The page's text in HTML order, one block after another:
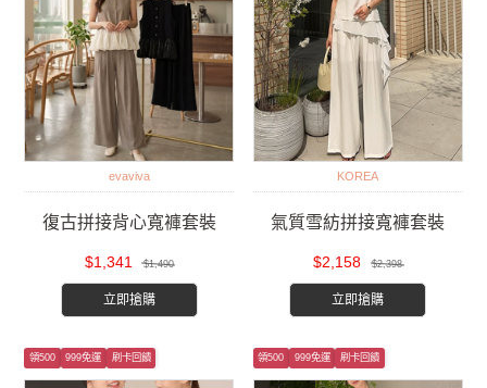
evaviva
復古拼接背心寬褲套裝
$1,341 $1,490
立即搶購
KOREA
氣質雪紡拼接寬褲套裝
$2,158 $2,398
立即搶購
領500 999免運 刷卡回饋 領500 999免運 刷卡回饋